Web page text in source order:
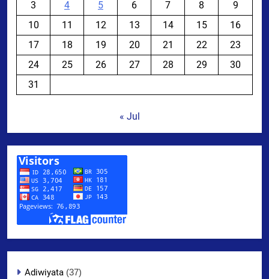
3
4 5 6 7 8
9
10
11 12 13 14 15
16
17
18 19 20 21 22
23
24
25 26 27 28 29
30
31
« Jul
Adiwiyata (37)